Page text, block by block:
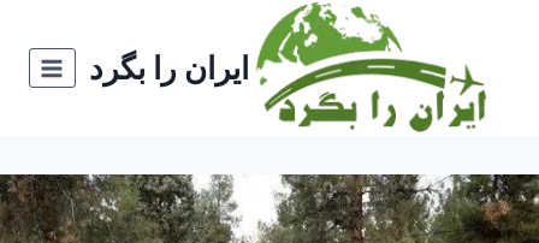
ایران را بگرد